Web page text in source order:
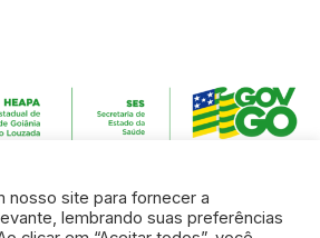
nosso site para fornecer a
lembrando suas preferências